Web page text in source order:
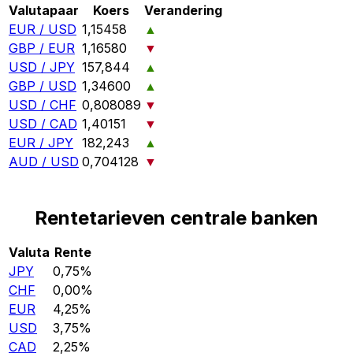
Valutapaar Koers
Verandering
EUR / USD 1,15458
▲
GBP / EUR 1,16580
▼
USD / JPY 157,844
▲
GBP / USD 1,34600
▲
USD / CHF 0,808089 ▼
USD / CAD 1,40151
▼
EUR / JPY 182,243
▲
AUD / USD 0,704128 ▼
Rentetarieven centrale banken
Valuta Rente
JPY
0,75%
CHF
0,00%
EUR
4,25%
USD
3,75%
CAD
2,25%